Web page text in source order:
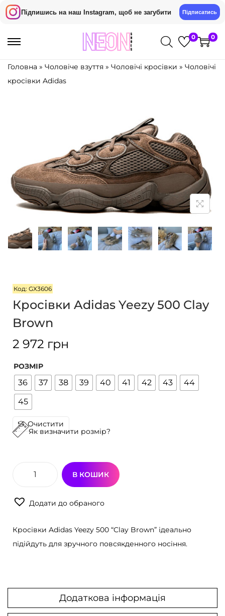
Підпишись на наш Instagram, щоб не загубити Підписатись
П
д
о
н
в
г
а
П
д
о
в
і
т
у
0 0
Головна » Чоловіче взуття » Чоловічі кросівки » Чоловічі
кросівки Adidas
Код: GX3606
Кросівки Adidas Yeezy 500 Clay
Brown
2 972 грн
РОЗМІР
36 37 38 39 40 41 42 43
44
45
Очистити
Як визначити розмір?
о
в
d
В КОШИК
Додати до обраного
Кросівки Adidas Yeezy 500 “Clay Brown” ідеально
підійдуть для зручного повсякденного носіння.
Додаткова інформація